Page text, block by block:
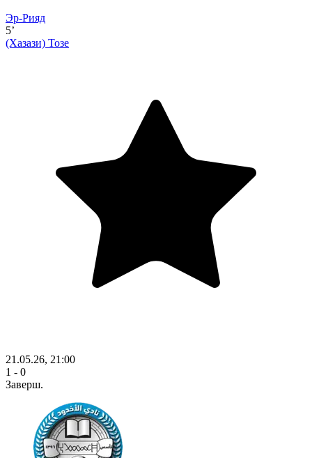
Эр-Рияд
5’
(Хазази) Тозе
21.05.26, 21:00
1 - 0
Заверш.